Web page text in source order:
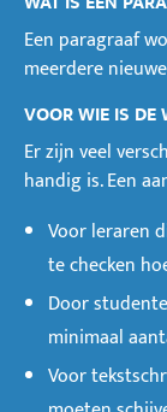
Een paragraaf
meerdere
VOOR WIE IS DE
Er zijn veel
handig is. Een
Voor leraren
te checken
Door
minimaal
Voor